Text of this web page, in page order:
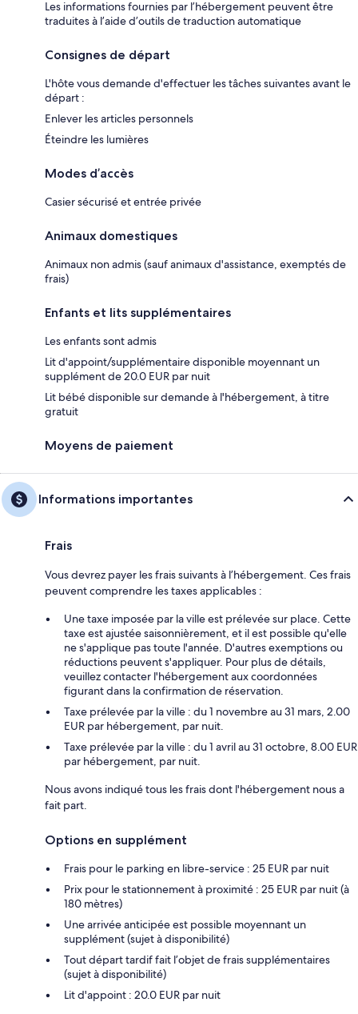
Les informations fournies par l’hébergement peuvent être
traduites à l’aide d’outils de traduction automatique
Consignes de départ
L'hôte vous demande d'effectuer les tâches suivantes avant le
départ :
Enlever les articles personnels
Éteindre les lumières
Modes d’accès
Casier sécurisé et entrée privée
Animaux domestiques
Animaux non admis (sauf animaux d'assistance, exemptés de
frais)
Enfants et lits supplémentaires
Les enfants sont admis
Lit d'appoint/supplémentaire disponible moyennant un
supplément de 20.0 EUR par nuit
Lit bébé disponible sur demande à l'hébergement, à titre
gratuit
Moyens de paiement
Informations importantes
Frais
Vous devrez payer les frais suivants à l’hébergement. Ces frais
peuvent comprendre les taxes applicables :
Une taxe imposée par la ville est prélevée sur place. Cette
taxe est ajustée saisonnièrement, et il est possible qu'elle
ne s'applique pas toute l'année. D'autres exemptions ou
réductions peuvent s'appliquer. Pour plus de détails,
veuillez contacter l'hébergement aux coordonnées
figurant dans la confirmation de réservation.
Taxe prélevée par la ville : du 1 novembre au 31 mars, 2.00
EUR par hébergement, par nuit.
Taxe prélevée par la ville : du 1 avril au 31 octobre, 8.00 EUR
par hébergement, par nuit.
Nous avons indiqué tous les frais dont l'hébergement nous a
fait part.
Options en supplément
Frais pour le parking en libre-service : 25 EUR par nuit
Prix pour le stationnement à proximité : 25 EUR par nuit (à
180 mètres)
Une arrivée anticipée est possible moyennant un
supplément (sujet à disponibilité)
Tout départ tardif fait l’objet de frais supplémentaires
(sujet à disponibilité)
Lit d'appoint : 20.0 EUR par nuit